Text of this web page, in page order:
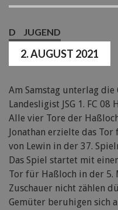
D JUGEND
2. AUGUST 2021
Am Samstag unterlag die
Landesligist JSG 1. FC
Alle vier Tore der
Jonathan erzielte das
von Lewin in der 37.
Das Spiel startet mit
Tor für Haßloch in der 5.
Zuschauer nicht zählen
Gemüter beruhigen sich